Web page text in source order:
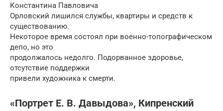
Константина Павловича
Орловский лишился службы, квартиры и средств к
существованию.
Некоторое время состоял при военно-топографическом
депо, но это
продолжалось недолго. Подорванное здоровье,
отсутствие поддержки
привели художника к смерти.
«Портрет Е. В. Давыдова», Кипренский